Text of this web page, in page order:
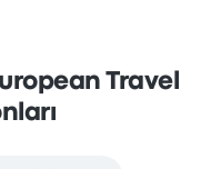
Travel